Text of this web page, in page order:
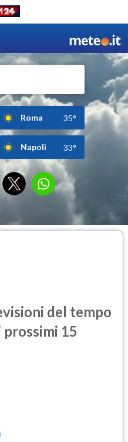
Roma 35°
Napoli 33°
del tempo
prossimi 15